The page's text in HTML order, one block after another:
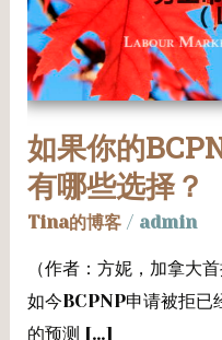
如果你的
有哪些选择？
Tina的博客 / admin
（作者：方妮，加拿大
如今BCPNP申请被拒
的预测 […]
你
的
BCPNP
申
请
被
还
有